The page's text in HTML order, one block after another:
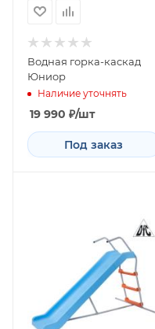
Вoднaя гoркa-кacкaд
Юниoр
Наличие уточнять
19 990 ₽/шт
Под заказ